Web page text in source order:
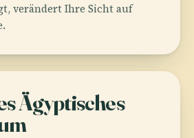
verändert Ihre Sicht auf
Ägyptisches